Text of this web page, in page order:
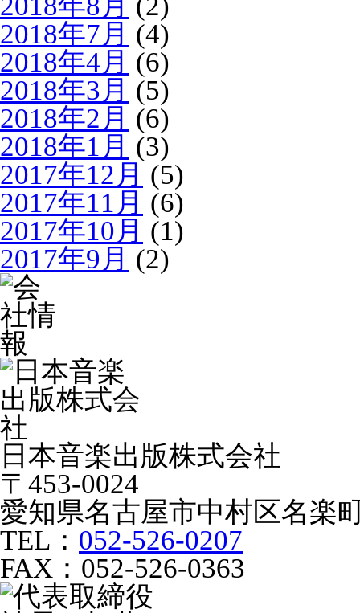
2018年7月 (4)
2018年4月 (6)
2018年3月 (5)
2018年2月 (6)
2018年1月 (3)
2017年12月 (5)
2017年11月 (6)
2017年10月 (1)
2017年9月 (2)
日本音楽出版株式会社
〒453-0024
愛知県名古屋市中村区名楽
TEL： 052-526-0207
FAX：052-526-0363